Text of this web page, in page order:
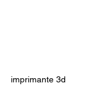
imprimante 3d